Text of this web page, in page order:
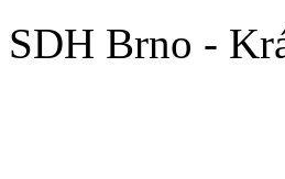
SDH Brno -